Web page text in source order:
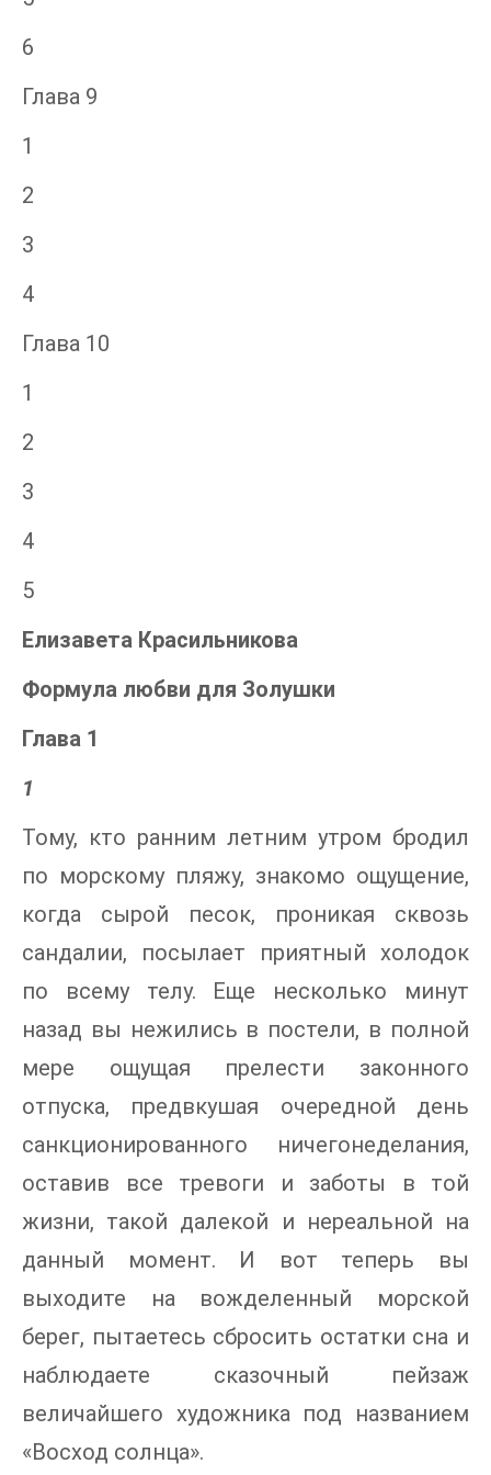
6
Глава 9
1
2
3
4
Глава 10
1
2
3
4
5
Елизавета Красильникова
Формула любви для Золушки
Глава 1
1
Тому, кто ранним летним утром бродил
по морскому пляжу, знакомо ощущение,
когда сырой песок, проникая сквозь
сандалии, посылает приятный холодок
по всему телу. Еще несколько минут
назад вы нежились в постели, в полной
мере ощущая прелести законного
отпуска, предвкушая очередной день
санкционированного ничегонеделания,
оставив все тревоги и заботы в той
жизни, такой далекой и нереальной на
данный момент. И вот теперь вы
выходите на вожделенный морской
берег, пытаетесь сбросить остатки сна и
наблюдаете сказочный пейзаж
величайшего художника под названием
«Восход солнца».